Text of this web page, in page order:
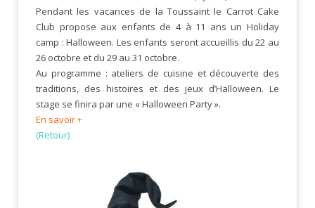
Pendant les vacances de la Toussaint le Carrot Cake
Club propose aux enfants de 4 à 11 ans un Holiday
camp : Halloween. Les enfants seront accueillis du 22 au
26 octobre et du 29 au 31 octobre.
Au programme : ateliers de cuisine et découverte des
traditions, des histoires et des jeux d’Halloween. Le
stage se finira par une « Halloween Party ».
En savoir +
(Retour)